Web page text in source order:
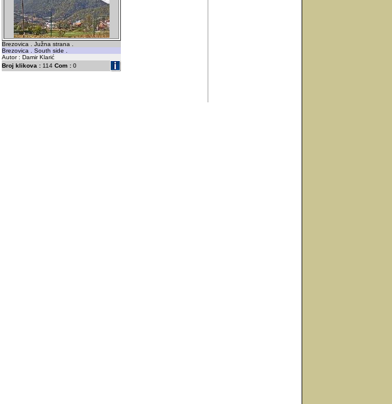
Brezovica . Južna strana .
Brezovica . South side .
Autor : Damir Klarić
Broj klikova : 114 Com : 0